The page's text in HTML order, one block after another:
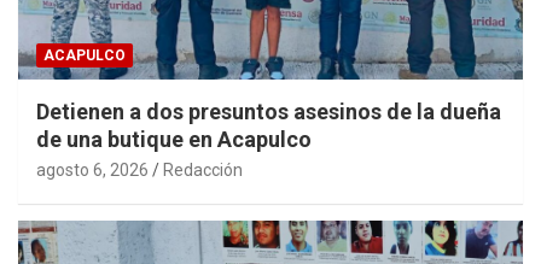
ACAPULCO
Detienen a dos presuntos asesinos de la dueña
de una butique en Acapulco
agosto 6, 2026 Redacción